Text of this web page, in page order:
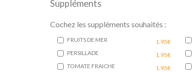
Suppléments
Cochez les suppléments souhaités :
FRUITS DE MER
1.95€
PERSILLADE
1.95€
TOMATE FRAICHE
1.95€